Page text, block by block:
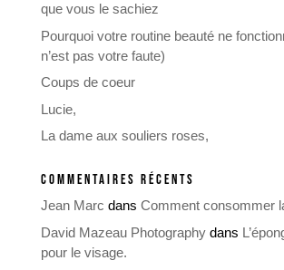
que vous le sachiez
Pourquoi votre routine beauté ne
n’est pas votre faute)
Coups de coeur
Lucie,
La dame aux souliers roses,
COMMENTAIRES RÉCENTS
Jean Marc dans Comment consommer
David Mazeau Photographydans
pour le visage.